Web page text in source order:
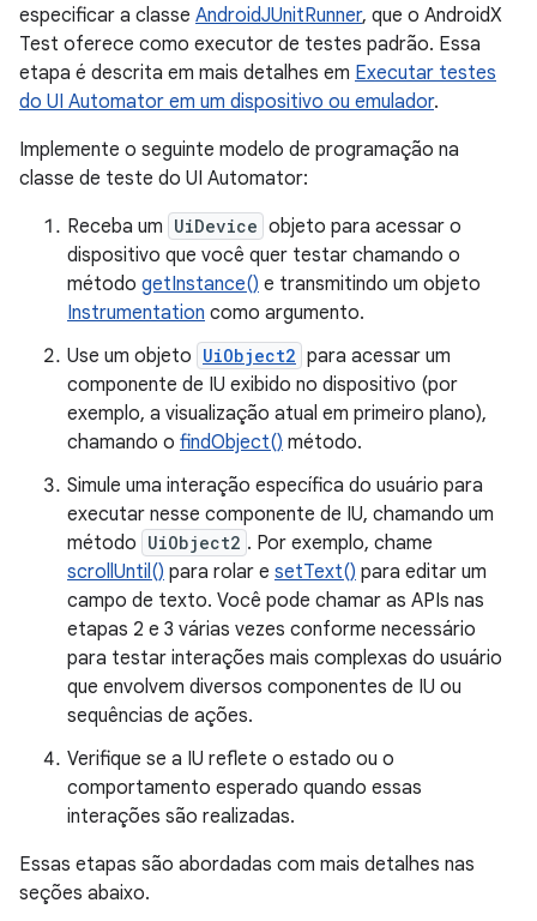
especificar a classe AndroidJUnitRunner, que o AndroidX
Test oferece como executor de testes padrão. Essa
etapa é descrita em mais detalhes em Executar testes
do UI Automator em um dispositivo ou emulador.
Implemente o seguinte modelo de programação na
classe de teste do UI Automator:
Receba um UiDevice objeto para acessar o
dispositivo que você quer testar chamando o
método getInstance() e transmitindo um objeto
Instrumentation como argumento.
Use um objeto UiObject2 para acessar um
componente de IU exibido no dispositivo (por
exemplo, a visualização atual em primeiro plano),
chamando o findObject() método.
Simule uma interação específica do usuário para
executar nesse componente de IU, chamando um
método UiObject2 . Por exemplo, chame
scrollUntil() para rolar e setText() para editar um
campo de texto. Você pode chamar as APIs nas
etapas 2 e 3 várias vezes conforme necessário
para testar interações mais complexas do usuário
que envolvem diversos componentes de IU ou
sequências de ações.
Verifique se a IU reflete o estado ou o
comportamento esperado quando essas
interações são realizadas.
Essas etapas são abordadas com mais detalhes nas
seções abaixo.